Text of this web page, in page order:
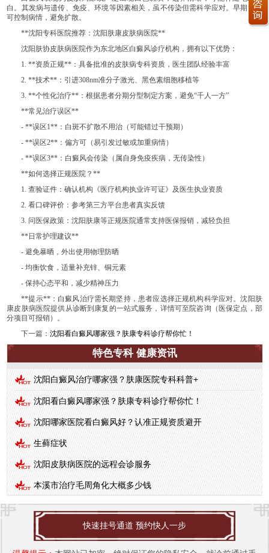
白。其发病与遗传、免疫、环境等因素相关，虽不传染但需科学应对。早期治疗
可控制病情，避免扩散。
**沈阳专科医院推荐：沈阳肤康皮肤病医院**
沈阳肤协皮肤病医院作为东北地区白癜风诊疗机构，拥有以下优势：
1. **资质正规**：具备批准的皮肤病专科资质，医生团队经验丰富
2. **技术**：引进308nm准分子激光、黑色素细胞移植等
3. **个性化治疗**：根据患者分期分型制定方案，避免“千人一方”
**常见治疗误区**
- **误区1**：白斑不扩散不用治（可能错过干预期）
- **误区2**：偏方可（易引发过敏或加重病情）
- **误区3**：白癜风会传染（属自身免疫疾病，无传染性）
**如何选择正规医院？**
1. 查验证件：确认机构《医疗机构执业许可证》及医生执业资质
2. 看口碑评价：参考第三方平台患者真实反馈
3. 问医保政策：沈阳肤康等正规医院通常支持医保报销，减轻负担
**日常护理建议**
- 避免暴晒，外出使用物理防晒
- 均衡饮食，适量补充锌、铜元素
- 保持心态平和，减少精神压力
**提示**：白癜风治疗需长期坚持，患者应选择正规机构科学应对。沈阳肤
康皮肤病医院提供从诊断到康复的一站式服务，详情可至院咨询（医保定点，部
分项目可报销）。
下一篇：沈阳看白癜风哪家强？肤康专科诊疗帮你忙！
特色专科 健康资讯
沈阳白癜风治疗哪家强？肤康医院专科科普+
沈阳看白癜风哪家强？肤康专科诊疗帮你忙！
沈阳哪家医院看白癜风好？认准正规资质避开
生藓症状
沈阳皮肤病医院的远程会诊服务
本溪市治疗毛周角化大概多少钱
快速挂号通道 预约快人一步